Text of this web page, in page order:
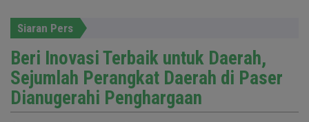
Siaran Pers
Beri Inovasi Terbaik untuk Daerah,
Sejumlah Perangkat Daerah di Paser
Dianugerahi Penghargaan